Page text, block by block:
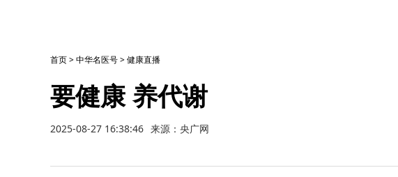
首页>中华名医号>健康直播
要健康 养代谢
2025-08-27 16:38:46 来源：央广网